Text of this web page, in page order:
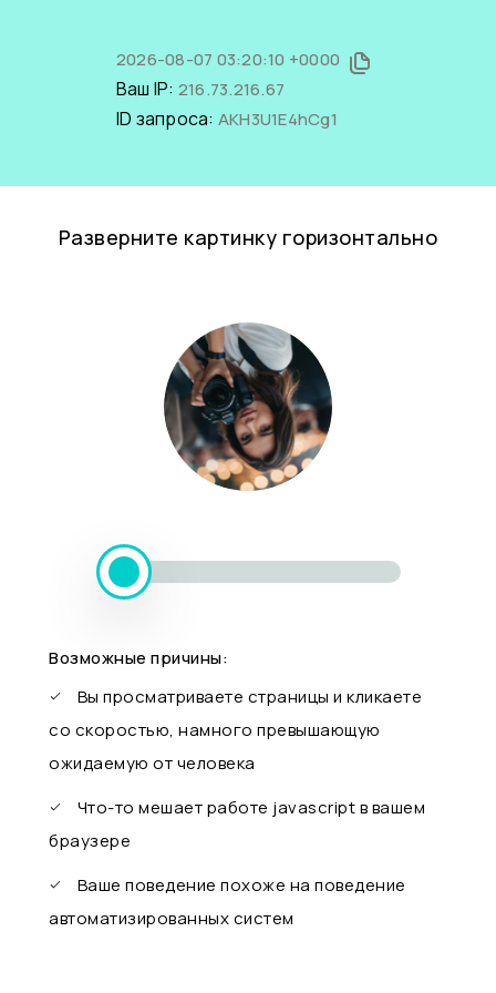
2026-08-07 03:20:10 +0000
Ваш IP: 216.73.216.67
ID запроса: AKH3U1E4hCg1
Разверните картинку горизонтально
Возможные причины:
Вы просматриваете страницы и кликаете
со скоростью, намного превышающую
ожидаемую от человека
Что-то мешает работе javascript в вашем
браузере
Ваше поведение похоже на поведение
автоматизированных систем